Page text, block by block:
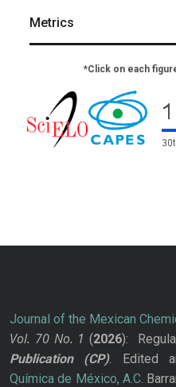
Metrics
*Click on each
Journal of the Mexican
Vol. 70 No. 1 (2026):
Publication
(CP). Edited
Química de México, A.C.